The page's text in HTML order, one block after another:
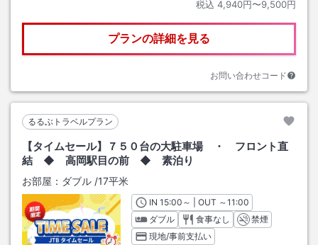
税込 4,940円〜9,500円
プランの詳細を見る
お問い合わせコード
るるぶトラベルプラン
【タイムセール】７５０台の大駐車場 ・ フロント直
結 ◆ 高岡駅目の前 ◆ 素泊り
お部屋： ダブル /17平米
INチェックイン
15:00 ～ | OUT チェックアウト
～11:00
ダブル
食事なし
禁煙
現地/事前支払い